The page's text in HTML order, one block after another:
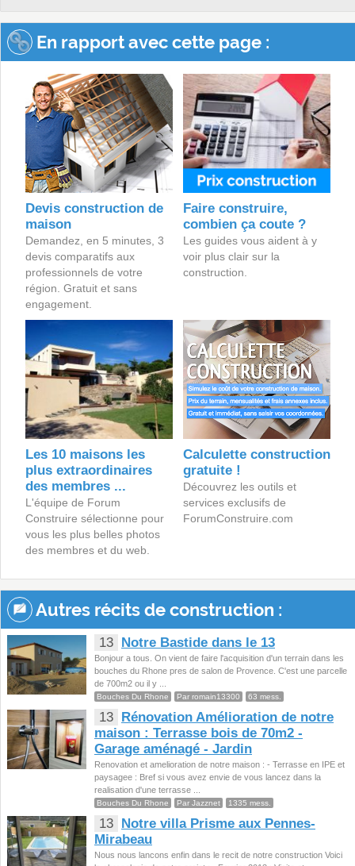
En rapport avec cette page :
Devis construction de
maison
Demandez, en 5 minutes, 3
devis comparatifs aux
professionnels de votre
région. Gratuit et sans
engagement.
Faire construire,
combien ça coute ?
Les guides vous aident à y
voir plus clair sur la
construction.
Les 10 maisons les
plus extraordinaires
des membres ...
L'équipe de Forum
Construire sélectionne pour
vous les plus belles photos
des membres et du web.
Calculette construction
gratuite !
Découvrez les outils et
services exclusifs de
ForumConstruire.com
Autres récits de construction :
13 Notre Bastide dans le 13
Bonjour a tous. On vient de faire l'acquisition d'un terrain dans les
bouches du Rhone pres de salon de Provence. C'est une parcelle
de 700m2 ou il y ...
Bouches Du Rhone Par romain13300 63 mess.
13
Rénovation Amélioration de notre
maison : Terrasse bois de 70m2 -
Garage aménagé - Jardin
Renovation et amelioration de notre maison : - Terrasse en IPE et
paysagee : Bref si vous avez envie de vous lancez dans la
realisation d'une terrasse ...
Bouches Du Rhone Par Jazznet 1335 mess.
13
Notre villa Prisme aux Pennes-
Mirabeau
Nous nous lancons enfin dans le recit de notre construction Voici